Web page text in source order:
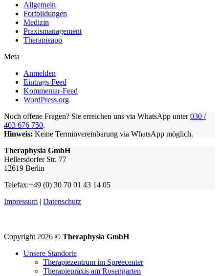
Allgemein
Fortbildungen
Medizin
Praxismanagement
Therapieapp
Meta
Anmelden
Eintrags-Feed
Kommentar-Feed
WordPress.org
Noch offene Fragen? Sie erreichen uns via WhatsApp unter030 /
403 676 750.
Hinweis: Keine Terminvereinbarung via WhatsApp möglich.
Theraphysia GmbH
Hellersdorfer Str. 77
12619 Berlin
Telefax:+49 (0) 30 70 01 43 14 05
Impressum | Datenschutz
Copyright 2026 © Theraphysia GmbH
Unsere Standorte
Therapiezentrum im Spreecenter
Therapiepraxis am Rosengarten